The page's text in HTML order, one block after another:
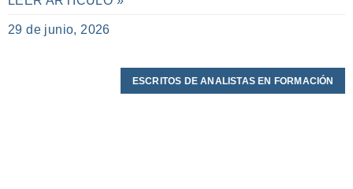
29 de junio, 2026
ESCRITOS DE ANALISTAS EN FORMACIÓN